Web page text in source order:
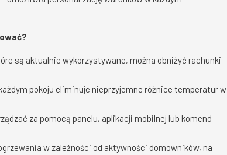
są aktualnie wykorzystywane, można obniżyć rachunki
pokoju eliminuje nieprzyjemne różnice temperatur w
za pomocą panelu, aplikacji mobilnej lub komend
w zależności od aktywności domowników, na